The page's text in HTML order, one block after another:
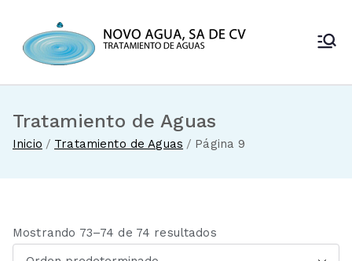
contenido
Novo Agua
Tratamiento de Aguas
Inicio Tratamiento de Aguas Página 9
Mostrando 73–74 de 74 resultados